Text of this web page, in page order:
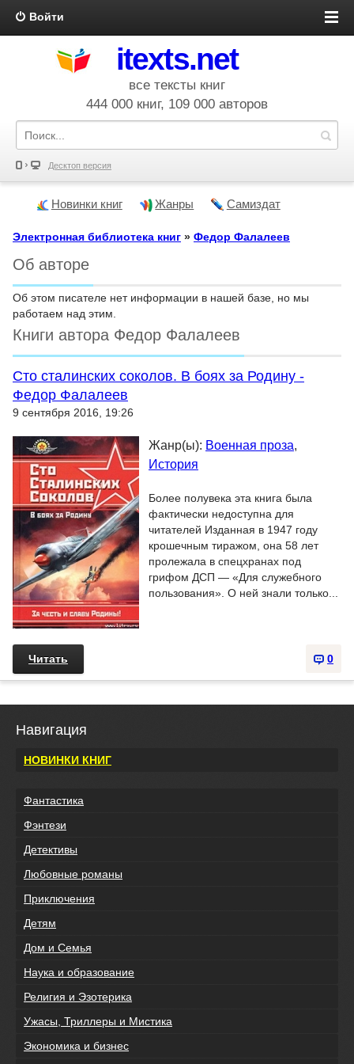
Войти
itexts.net
все тексты книг
444 000 книг, 109 000 авторов
Десктоп версия
Новинки книг Жанры Самиздат
Электронная библиотека книг » Федор Фалалеев
Об авторе
Об этом писателе нет информации в нашей базе, но мы
работаем над этим.
Книги автора Федор Фалалеев
Сто сталинских соколов. В боях за Родину -
Федор Фалалеев
9 сентября 2016, 19:26
Жанр(ы): Военная проза,
История
Более полувека эта книга была
фактически недоступна для
читателей Изданная в 1947 году
крошечным тиражом, она 58 лет
пролежала в спецхранах под
грифом ДСП — «Для служебного
пользования». О ней знали только...
0
Читать
Навигация
НОВИНКИ КНИГ
Фантастика
Фэнтези
Детективы
Любовные романы
Приключения
Детям
Дом и Семья
Наука и образование
Религия и Эзотерика
Ужасы, Триллеры и Мистика
Экономика и бизнес